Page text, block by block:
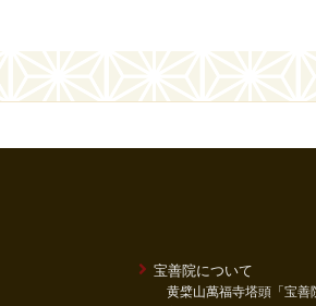
宝善院について
黄檗山萬福寺塔頭「宝善